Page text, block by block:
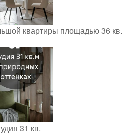
квартиры площадью 36 кв.
31 кв.